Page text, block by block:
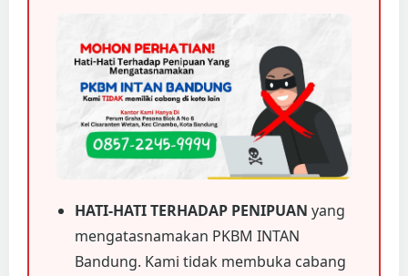
HATI-HATI TERHADAP PENIPUAN yang
mengatasnamakan PKBM INTAN
Bandung. Kami tidak membuka cabang